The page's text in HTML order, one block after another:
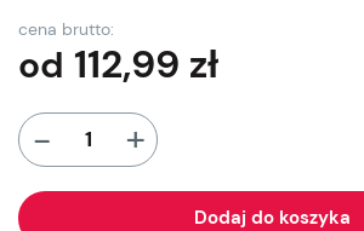
cena brutto:
od 112,99 zł
- +
Dodaj do koszyka